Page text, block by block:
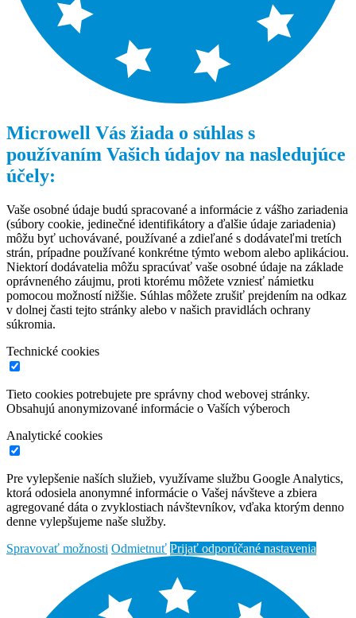
Microwell Vás žiada o súhlas s
používaním Vašich údajov na nasledujúce
účely:
Vaše osobné údaje budú spracované a informácie z vášho zariadenia
(súbory cookie, jedinečné identifikátory a ďalšie údaje zariadenia)
môžu byť uchovávané, používané a zdieľané s dodávateľmi tretích
strán, prípadne používané konkrétne týmto webom alebo aplikáciou.
Niektorí dodávatelia môžu spracúvať vaše osobné údaje na základe
oprávneného záujmu, proti ktorému môžete vzniesť námietku
pomocou možností nižšie. Súhlas môžete zrušiť prejdením na odkaz
v dolnej časti tejto stránky alebo v našich pravidlách ochrany
súkromia.
Technické cookies
Tieto cookies potrebujete pre správny chod webovej stránky.
Obsahujú anonymizované informácie o Vaších výberoch
Analytické cookies
Pre vylepšenie naších služieb, využívame službu Google Analytics,
ktorá odosiela anonymné informácie o Vašej návšteve a zbiera
agregované dáta o zvyklostiach návštevníkov, vďaka ktorým denno
denne vylepšujeme naše služby.
Spravovať možnosti Odmietnuť Prijať odporúčané nastavenia